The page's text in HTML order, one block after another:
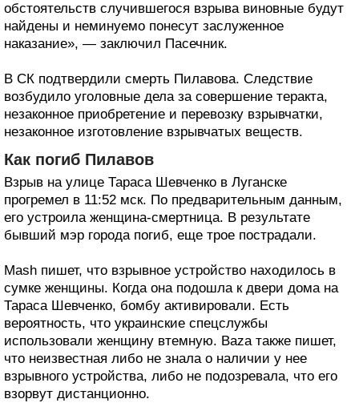
обстоятельств случившегося взрыва виновные будут
найдены и неминуемо понесут заслуженное
наказание», — заключил Пасечник.
В СК подтвердили смерть Пилавова. Следствие
возбудило уголовные дела за совершение теракта,
незаконное приобретение и перевозку взрывчатки,
незаконное изготовление взрывчатых веществ.
Как погиб Пилавов
Взрыв на улице Тараса Шевченко в Луганске
прогремел в 11:52 мск. По предварительным данным,
его устроила женщина-смертница. В результате
бывший мэр города погиб, еще трое пострадали.
Mash пишет, что взрывное устройство находилось в
сумке женщины. Когда она подошла к двери дома на
Тараса Шевченко, бомбу активировали. Есть
вероятность, что украинские спецслужбы
использовали женщину втемную. Baza также пишет,
что неизвестная либо не знала о наличии у нее
взрывного устройства, либо не подозревала, что его
взорвут дистанционно.